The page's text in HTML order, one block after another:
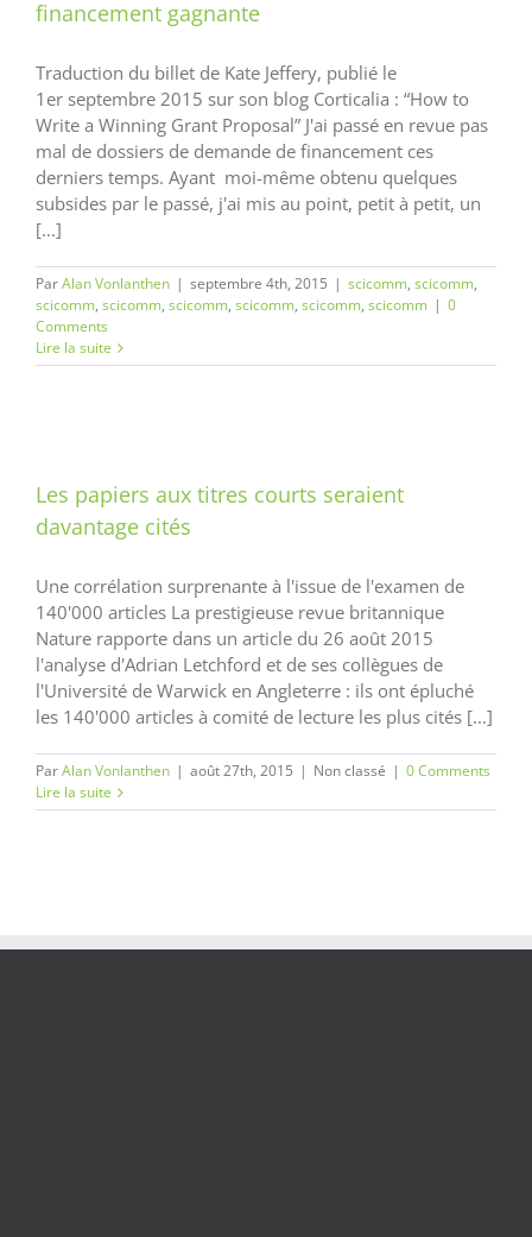
financement gagnante
Traduction du billet de Kate Jeffery, publié le
1er septembre 2015 sur son blog Corticalia : “How to
Write a Winning Grant Proposal” J'ai passé en revue pas
mal de dossiers de demande de financement ces
derniers temps. Ayant moi-même obtenu quelques
subsides par le passé, j'ai mis au point, petit à petit, un
[...]
ParAlan Vonlanthen | septembre 4th, 2015 | scicomm, scicomm,
scicomm, scicomm, scicomm, scicomm, scicomm, scicomm | 0
Comments
Lire la suite
Les papiers aux titres courts seraient
davantage cités
Une corrélation surprenante à l'issue de l'examen de
140'000 articles La prestigieuse revue britannique
Nature rapporte dans un article du 26 août 2015
l'analyse d'Adrian Letchford et de ses collègues de
l'Université de Warwick en Angleterre : ils ont épluché
les 140'000 articles à comité de lecture les plus cités [...]
ParAlan Vonlanthen | août 27th, 2015 | Non classé | 0 Comments
Lire la suite